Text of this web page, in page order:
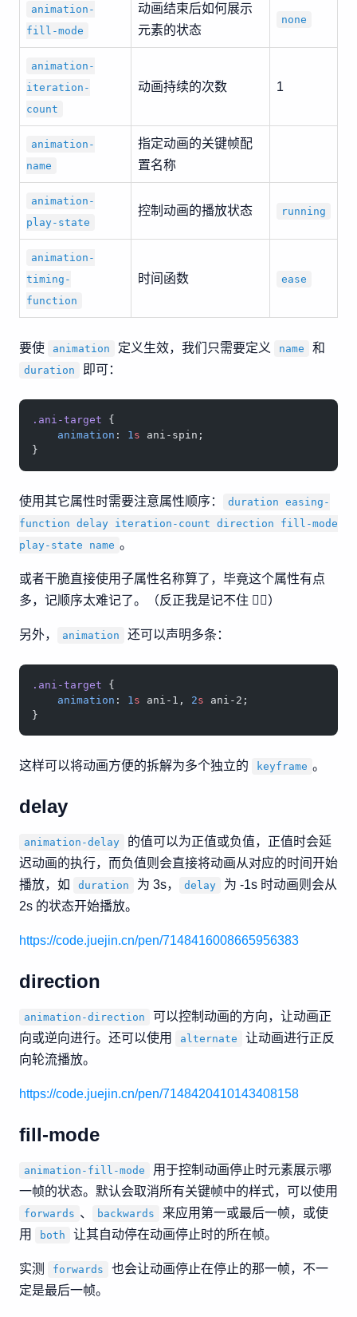
animation-
fill-mode
动画结束后如何展示
元素的状态
none
animation-
iteration-
count
动画持续的次数 1
animation-
name
指定动画的关键帧配
置名称
animation-
play-state
控制动画的播放状态 running
animation-
timing-
function
时间函数 ease
要使 animation 定义生效，我们只需要定义 name 和
duration 即可：
.ani-target {
    animation
: 1s ani-spin;
}
使用其它属性时需要注意属性顺序：
duration easing-
function delay iteration-count direction fill-mode
play-state name 。
或者干脆直接使用子属性名称算了，毕竟这个属性有点
多，记顺序太难记了。（反正我是记不住 🤦‍♂️）
另外， animation 还可以声明多条：
.ani-target {
    animation
: 1 s ani-1, 2s ani-2;
}
这样可以将动画方便的拆解为多个独立的 keyframe 。
delay
animation-delay
的值可以为正值或负值，正值时会延
迟动画的执行，而负值则会直接将动画从对应的时间开始
播放，如
duration 为 3s， delay
为 -1s 时动画则会从
2s 的状态开始播放。
https://code.juejin.cn/pen/7148416008665956383
direction
animation-direction
可以控制动画的方向，让动画正
向或逆向进行。还可以使用
alternate
让动画进行正反
向轮流播放。
https://code.juejin.cn/pen/7148420410143408158
fill-mode
animation-fill-mode
用于控制动画停止时元素展示哪
一帧的状态。默认会取消所有关键帧中的样式，可以使用
forwards 、 backwards
来应用第一或最后一帧，或使
用
both 让其自动停在动画停止时的所在帧。
实测 forwards
也会让动画停止在停止的那一帧，不一
定是最后一帧。